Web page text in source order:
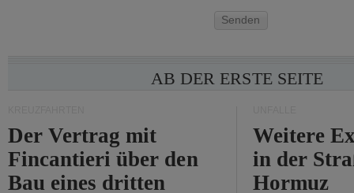
Senden
AB DER ERSTE SEITE
Der Vertrag mit
Fincantieri über den
Bau eines dritten
Weitere
in der
Hormuz